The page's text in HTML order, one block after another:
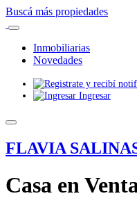
Buscá más propiedades
Inmobiliarias
Novedades
Ingresar
FLAVIA
Casa en